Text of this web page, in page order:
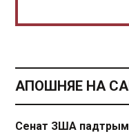
АПОШНЯЕ НА
Сенат ЗША